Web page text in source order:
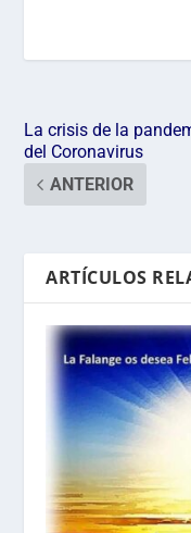
La crisis de la
del Coronavirus
ANTERIOR
ARTÍCULOS